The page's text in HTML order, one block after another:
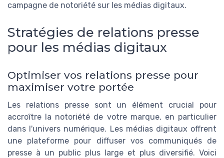
campagne de notoriété sur les médias digitaux.
Stratégies de relations presse
pour les médias digitaux
Optimiser vos relations presse pour
maximiser votre portée
Les relations presse sont un élément crucial pour
accroître la notoriété de votre marque, en particulier
dans l'univers numérique. Les médias digitaux offrent
une plateforme pour diffuser vos communiqués de
presse à un public plus large et plus diversifié. Voici